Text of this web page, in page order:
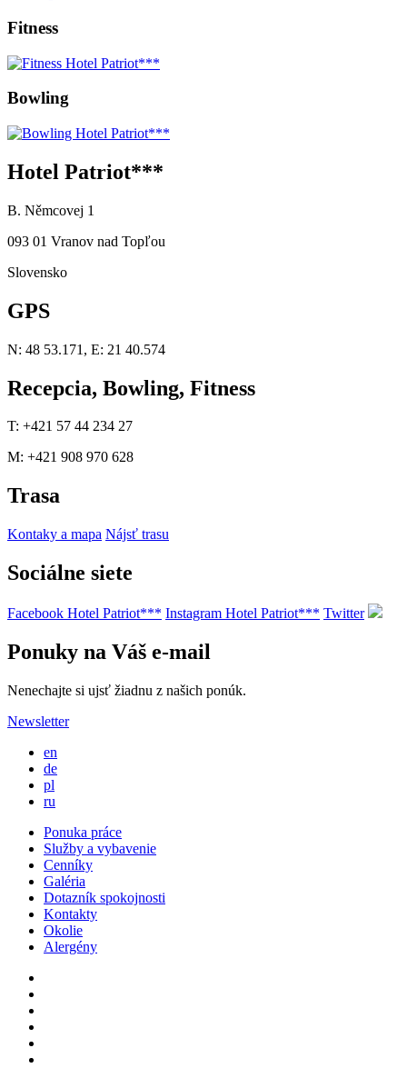
Fitness
Bowling
Hotel Patriot***
B. Němcovej 1
093 01 Vranov nad Topľou
Slovensko
GPS
N: 48 53.171, E: 21 40.574
Recepcia, Bowling, Fitness
T: +421 57 44 234 27
M: +421 908 970 628
Trasa
Kontaky a mapa Nájsť trasu
Sociálne siete
Facebook Hotel Patriot*** Instagram Hotel Patriot*** Twitter
Ponuky na Váš e-mail
Nenechajte si ujsť žiadnu z našich ponúk.
Newsletter
en
de
pl
ru
Ponuka práce
Služby a vybavenie
Cenníky
Galéria
Dotazník spokojnosti
Kontakty
Okolie
Alergény